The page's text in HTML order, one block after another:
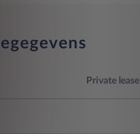
Private lease